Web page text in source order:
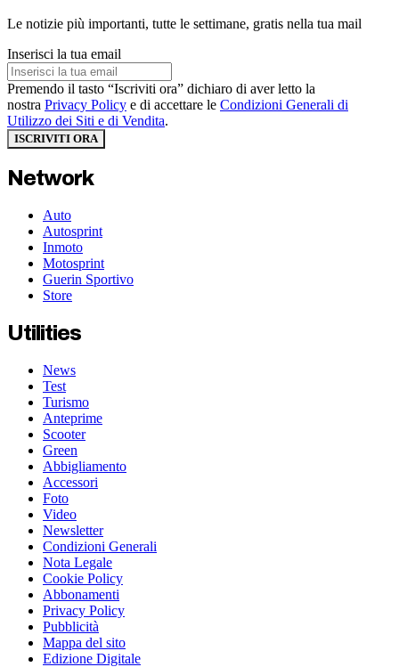
Le notizie più importanti, tutte le settimane, gratis nella tua mail
Inserisci la tua email
Premendo il tasto “Iscriviti ora” dichiaro di aver letto la
nostra Privacy Policy e di accettare le Condizioni Generali di
Utilizzo dei Siti e di Vendita.
ISCRIVITI ORA
Network
Auto
Autosprint
Inmoto
Motosprint
Guerin Sportivo
Store
Utilities
News
Test
Turismo
Anteprime
Scooter
Green
Abbigliamento
Accessori
Foto
Video
Newsletter
Condizioni Generali
Nota Legale
Cookie Policy
Abbonamenti
Privacy Policy
Pubblicità
Mappa del sito
Edizione Digitale